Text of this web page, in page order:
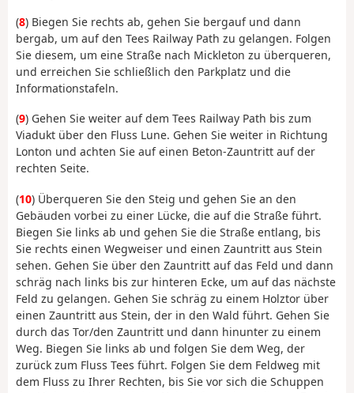
(8) Biegen Sie rechts ab, gehen Sie bergauf und dann
bergab, um auf den Tees Railway Path zu gelangen. Folgen
Sie diesem, um eine Straße nach Mickleton zu überqueren,
und erreichen Sie schließlich den Parkplatz und die
Informationstafeln.
(9) Gehen Sie weiter auf dem Tees Railway Path bis zum
Viadukt über den Fluss Lune. Gehen Sie weiter in Richtung
Lonton und achten Sie auf einen Beton-Zauntritt auf der
rechten Seite.
(10) Überqueren Sie den Steig und gehen Sie an den
Gebäuden vorbei zu einer Lücke, die auf die Straße führt.
Biegen Sie links ab und gehen Sie die Straße entlang, bis
Sie rechts einen Wegweiser und einen Zauntritt aus Stein
sehen. Gehen Sie über den Zauntritt auf das Feld und dann
schräg nach links bis zur hinteren Ecke, um auf das nächste
Feld zu gelangen. Gehen Sie schräg zu einem Holztor über
einen Zauntritt aus Stein, der in den Wald führt. Gehen Sie
durch das Tor/den Zauntritt und dann hinunter zu einem
Weg. Biegen Sie links ab und folgen Sie dem Weg, der
zurück zum Fluss Tees führt. Folgen Sie dem Feldweg mit
dem Fluss zu Ihrer Rechten, bis Sie vor sich die Schuppen